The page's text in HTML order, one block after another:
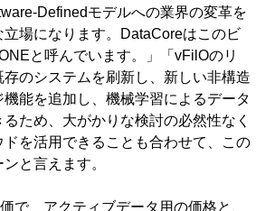
Definedモデルへの業界の変革を
場になります。DataCoreはこのビ
と呼んでいます。」「vFilOのリ
存のシステムを刷新し、新しい非構造
能を追加し、機械学習によるデータ
ため、大がかりな検討の必然性なく
を活用できることも合わせて、この
と言えます。
で、アクティブデータ用の価格と、